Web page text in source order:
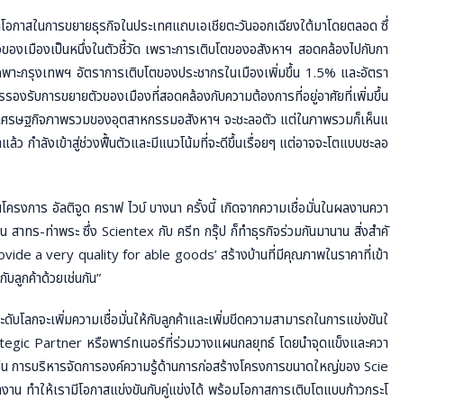
สในการขยายธุรกิจในประเทศแถบเอเชียตะวันออกเฉียงใต้มาโดยตลอด ซึ่
องเมืองเป็นหนึ่งในตัวชี้วัด เพราะการเติบโตของอสังหาฯ สอดคล้องไปกับกา
าะกรุงเทพฯ อัตราการเติบโตของประชากรในเมืองเพิ่มขึ้น 1.5% และอัตรา
องรับการขยายตัวของเมืองที่สอดคล้องกับความต้องการที่อยู่อาศัยที่เพิ่มขึ้น
ศรษฐกิจภาพรวมของอุตสาหกรรมอสังหาฯ จะชะลอตัว แต่ในภาพรวมก็เห็นแ
ว กำลังเข้าสู่ช่วงฟื้นตัวและมีแนวโน้มที่จะดีขึ้นเรื่อยๆ แต่อาจจะโตแบบชะลอ
งการ อัลติจูด คราฟ ไวบ์ บางนา ครั้งนี้ เกิดจากความเชื่อมั่นในผลงานควา
าทร-ท่าพระ ซึ่ง Scientex กับ ครีท กรุ๊ป ก็ทำธุรกิจร่วมกันมานาน สิ่งสำคั
a very quality for able goods’ สร้างบ้านที่มีคุณภาพในราคาที่เข้า
ลูกค้าด้วยเช่นกัน”
ลกจะเพิ่มความเชื่อมั่นให้กับลูกค้าและเพิ่มขีดความสามารถในการแข่งขันใ
Partner หรือพาร์ทเนอร์ที่ร่วมวางแผนกลยุทธ์ โดยนำจุดแข็งและควา
ารบริหารจัดการองค์ความรู้ด้านการก่อสร้างโครงการขนาดใหญ่ของ Scie
น ทำให้เรามีโอกาสแข่งขันกับคู่แข่งได้ พร้อมโอกาสการเติบโตแบบก้าวกระโ